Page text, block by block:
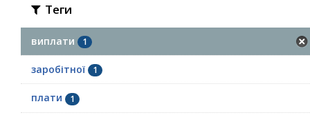
Теги
виплати 1
заробітної 1
плати 1